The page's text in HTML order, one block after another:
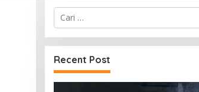
Cari
untuk:
Recent Post